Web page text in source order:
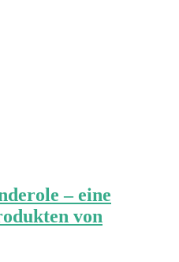
– eine
von